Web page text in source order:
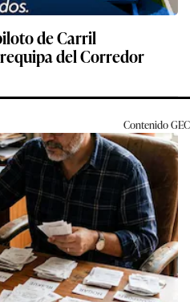
de Carril
del Corredor
ContenidoGEC